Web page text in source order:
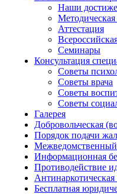
Наши
Методическая
Аттестация
Семинары
Консультация
Советы
Советы врача
Советы
Советы
Галерея
Добровольческая
Порядок подачи
Межведомственный
Информационная
Противодействие
Бесплатная